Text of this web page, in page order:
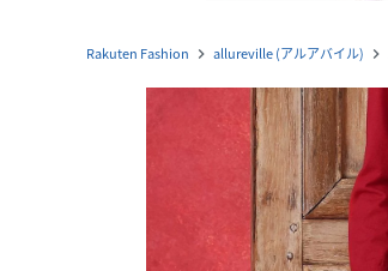
Rakuten Fashion navigate_next allureville (アルアバイル) navigate_next